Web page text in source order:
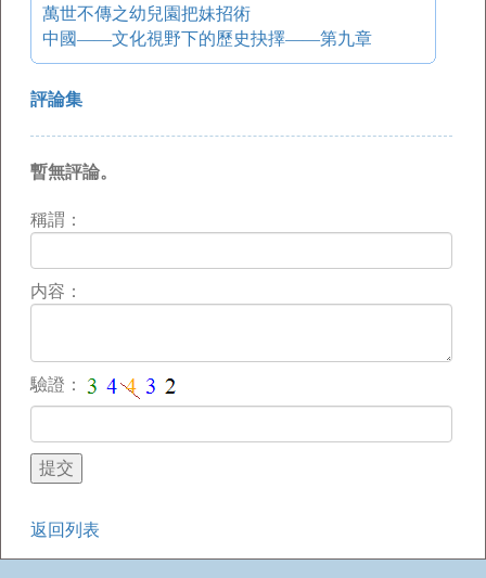
萬世不傳之幼兒園把妹招術
中國——文化視野下的歷史抉擇——第九章
評論集
暫無評論。
稱謂：
内容：
驗證：
返回列表